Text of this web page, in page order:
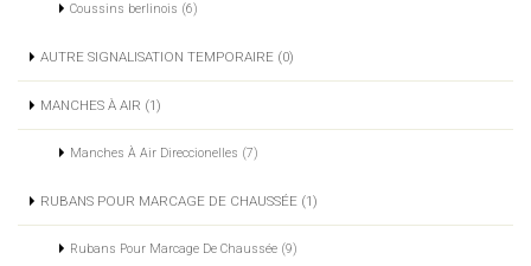
Coussins berlinois (6)
AUTRE SIGNALISATION TEMPORAIRE (0)
MANCHES À AIR (1)
Manches À Air Direccionelles (7)
RUBANS POUR MARCAGE DE CHAUSSÉE (1)
Rubans Pour Marcage De Chaussée (9)